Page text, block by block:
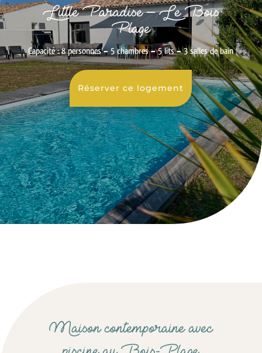
Little Paradise – Le Bois
Plage
Capacité : 8 personnes – 5 chambres – 5 lits – 3 salles de bain
Réserver ce logement
Maison contemporaine avec